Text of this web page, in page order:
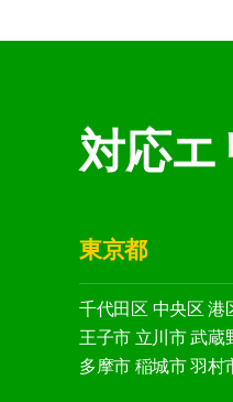
対応エ
東京都
千代田区 中央区 港
王子市 立川市 武蔵
多摩市 稲城市 羽村